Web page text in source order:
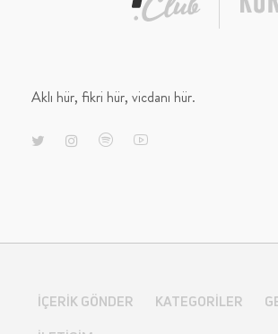
Aklı hür, fikri hür, vicdanı hür.
İÇERIK GÖNDER KATEGORILER